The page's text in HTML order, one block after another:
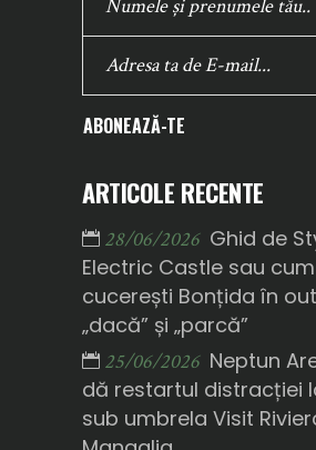
ABONEAZĂ-TE
ARTICOLE RECENTE
28/06/2026 Ghid de
Electric Castle sau
cucerești Bonțida în
„dacă” și „parcă”
25/06/2026 Neptun
dă restartul distracției
sub umbrela Visit